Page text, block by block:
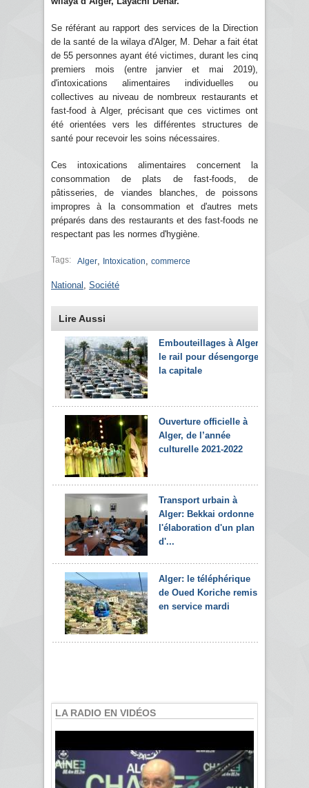
Se référant au rapport des services de la Direction
de la santé de la wilaya d'Alger, M. Dehar a fait état
de 55 personnes ayant été victimes, durant les cinq
premiers mois (entre janvier et mai 2019),
d'intoxications alimentaires individuelles ou
collectives au niveau de nombreux restaurants et
fast-food à Alger, précisant que ces victimes ont
été orientées vers les différentes structures de
santé pour recevoir les soins nécessaires.
Ces intoxications alimentaires concernent la
consommation de plats de fast-foods, de
pâtisseries, de viandes blanches, de poissons
impropres à la consommation et d'autres mets
préparés dans des restaurants et des fast-foods ne
respectant pas les normes d'hygiène.
Tags: Alger Intoxication commerce
National Société
Lire Aussi
Embouteillages à Alger:
le rail pour désengorger
la capitale
Ouverture officielle à
Alger, de l’année
culturelle 2021-2022
Transport urbain à
Alger: Bekkai ordonne
l'élaboration d'un plan
d'...
Alger: le téléphérique
de Oued Koriche remis
en service mardi
LA RADIO EN VIDÉOS